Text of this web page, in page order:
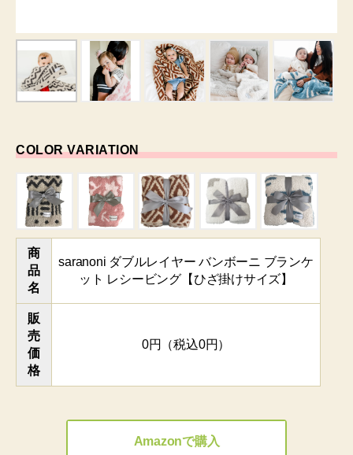
COLOR VARIATION
商
品
名
saranoni ダブルレイヤー バンボーニ ブランケ
ット レシービング【ひざ掛けサイズ】
販
売
価
格
0円（税込0円）
Amazonで購入